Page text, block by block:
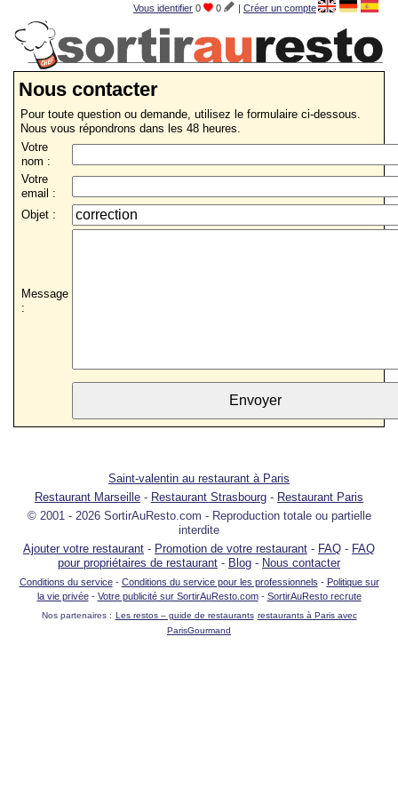
Vous identifier 0 0 | Créer un compte
Nous contacter
Pour toute question ou demande, utilisez le formulaire ci-dessous.
Nous vous répondrons dans les 48 heures.
Votre
nom :
Votre
email :
Objet :
Message
:
Saint-valentin au restaurant à Paris
Restaurant Marseille - Restaurant Strasbourg - Restaurant Paris
© 2001 - 2026 SortirAuResto.com - Reproduction totale ou partielle
interdite
Ajouter votre restaurant - Promotion de votre restaurant - FAQ - FAQ
pour propriétaires de restaurant - Blog - Nous contacter
Conditions du service- Conditions du service pour les professionnels - Politique sur
la vie privée- Votre publicité sur SortirAuResto.com- SortirAuResto recrute
Nos partenaires : Les restos – guide de restaurants restaurants à Paris avec
ParisGourmand